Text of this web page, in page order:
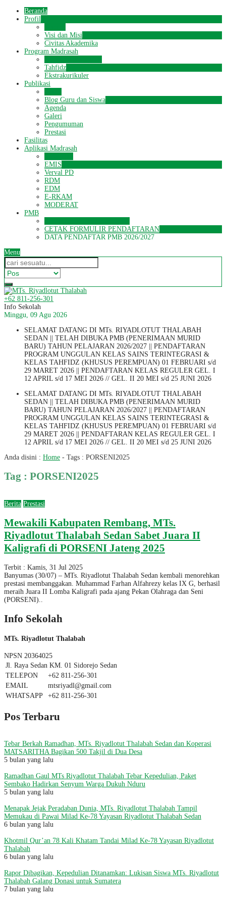
Beranda
Profil
Visi dan Misi
Civitas Akademika
Program Madrasah
Tahfidz
Ekstrakurikuler
Publikasi
Blog Guru dan Siswa
Agenda
Galeri
Pengumuman
Prestasi
Fasilitas
Aplikasi Madrasah
EMIS
Verval PD
RDM
EDM
E-RKAM
MODERAT
PMB
CETAK FORMULIR PENDAFTARAN
DATA PENDAFTAR PMB 2026/2027
Menu
+62 811-256-301
Info Sekolah
Minggu, 09 Agu 2026
SELAMAT DATANG DI MTs. RIYADLOTUT THALABAH
SEDAN || TELAH DIBUKA PMB (PENERIMAAN MURID
BARU) TAHUN PELAJARAN 2026/2027 || PENDAFTARAN
PROGRAM UNGGULAN KELAS SAINS TERINTEGRASI &
KELAS TAHFIDZ (KHUSUS PEREMPUAN) 01 FEBRUARI s/d
29 MARET 2026 || PENDAFTARAN KELAS REGULER GEL. I
12 APRIL s/d 17 MEI 2026 // GEL. II 20 MEI s/d 25 JUNI 2026
SELAMAT DATANG DI MTs. RIYADLOTUT THALABAH
SEDAN || TELAH DIBUKA PMB (PENERIMAAN MURID
BARU) TAHUN PELAJARAN 2026/2027 || PENDAFTARAN
PROGRAM UNGGULAN KELAS SAINS TERINTEGRASI &
KELAS TAHFIDZ (KHUSUS PEREMPUAN) 01 FEBRUARI s/d
29 MARET 2026 || PENDAFTARAN KELAS REGULER GEL. I
12 APRIL s/d 17 MEI 2026 // GEL. II 20 MEI s/d 25 JUNI 2026
Anda disini : Home - Tags : PORSENI2025
Tag : PORSENI2025
Berita Prestasi
Mewakili Kabupaten Rembang, MTs.
Riyadlotut Thalabah Sedan Sabet Juara II
Kaligrafi di PORSENI Jateng 2025
Terbit : Kamis, 31 Jul 2025
Banyumas (30/07) – MTs. Riyadlotut Thalabah Sedan kembali menorehkan
prestasi membanggakan. Muhammad Farhan Alfahrezy kelas IX G, berhasil
meraih Juara II Lomba Kaligrafi pada ajang Pekan Olahraga dan Seni
(PORSENI)..
Info Sekolah
MTs. Riyadlotut Thalabah
NPSN 20364025
Jl. Raya Sedan KM. 01 Sidorejo Sedan
TELEPON
+62 811-256-301
EMAIL
mtsriyadl@gmail.com
WHATSAPP
+62 811-256-301
Pos Terbaru
Tebar Berkah Ramadhan, MTs. Riyadlotut Thalabah Sedan dan Koperasi
MATSARITHA Bagikan 500 Takjil di Dua Desa
5 bulan yang lalu
Ramadhan Gaul MTs Riyadlotut Thalabah Tebar Kepedulian, Paket
Sembako Hadirkan Senyum Warga Dukuh Nduru
5 bulan yang lalu
Menapak Jejak Peradaban Dunia, MTs. Riyadlotut Thalabah Tampil
Memukau di Pawai Milad Ke-78 Yayasan Riyadlotut Thalabah Sedan
6 bulan yang lalu
Khotmil Qur’an 78 Kali Khatam Tandai Milad Ke-78 Yayasan Riyadlotut
Thalabah
6 bulan yang lalu
Rapor Dibagikan, Kepedulian Ditanamkan: Lukisan Siswa MTs. Riyadlotut
Thalabah Galang Donasi untuk Sumatera
7 bulan yang lalu